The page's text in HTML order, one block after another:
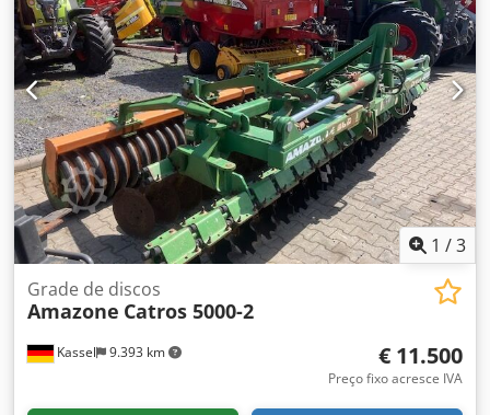
1 /3
Kassel 9.393 km
Grade de discos
Amazone Catros 5000-2
€ 11.500
Preço fixo acresce IVA